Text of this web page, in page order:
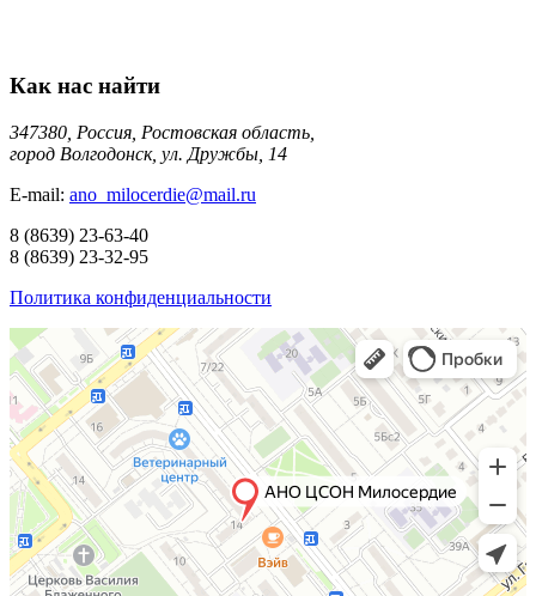
Как нас найти
347380, Россия, Ростовская область,
город Волгодонск, ул. Дружбы, 14
E-mail: ano_milocerdie@mail.ru
8 (8639) 23-63-40
8 (8639) 23-32-95
Политика конфиденциальности